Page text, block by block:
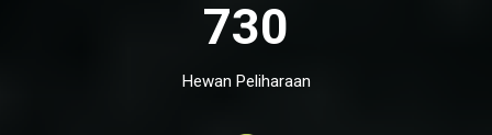
730
Hewan Peliharaan